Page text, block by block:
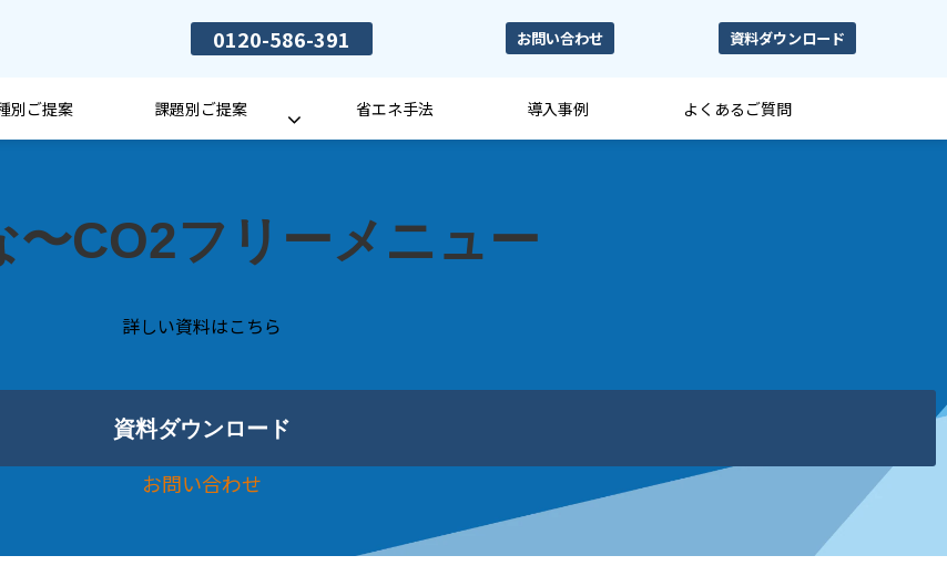
0120-586-391 お問い合わせ 資料ダウンロード
別ご提案 課題別ご提案 省エネ手法 導入事例 よくあるご質問
〜CO2フリーメニュー
詳しい資料はこちら
資料ダウンロード
お問い合わせ